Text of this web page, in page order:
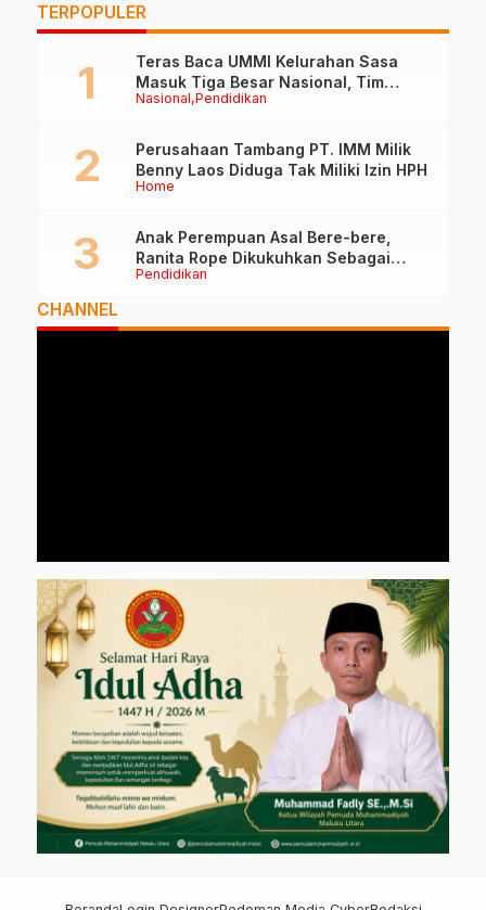
TERPOPULER
Nasional Pendidikan
Teras Baca UMMI Kelurahan Sasa
Masuk Tiga Besar Nasional, Tim
Penilai Lakukan Visitasi di Ternate
Home
Perusahaan Tambang PT. IMM Milik
Benny Laos Diduga Tak Miliki Izin HPH
Pendidikan
Anak Perempuan Asal Bere-bere,
Ranita Rope Dikukuhkan Sebagai
Guru Besar dan Rektor Ummu
CHANNEL